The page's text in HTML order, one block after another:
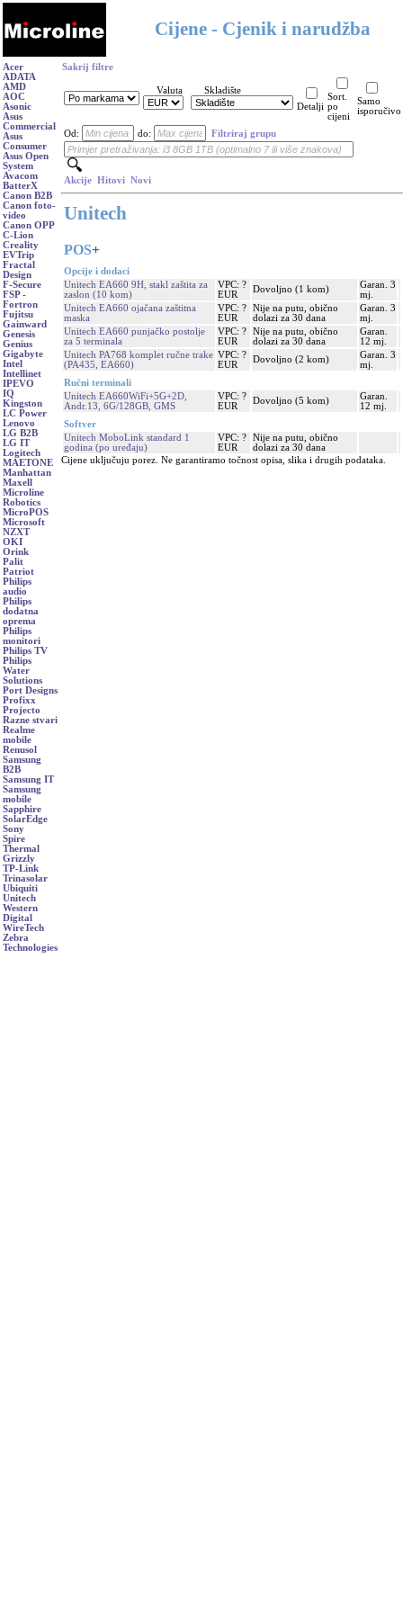
Cijene - Cjenik i narudžba
Acer
ADATA
AMD
AOC
Asonic
Asus
Commercial
Asus
Consumer
Asus Open
System
Avacom
BatterX
Canon B2B
Canon foto-
video
Canon OPP
C-Lion
Creality
EVTrip
Fractal
Design
F-Secure
FSP -
Fortron
Fujitsu
Gainward
Genesis
Genius
Gigabyte
Intel
Intellinet
IPEVO
IQ
Kingston
LC Power
Lenovo
LG B2B
LG IT
Logitech
MAETONE
Manhattan
Maxell
Microline
Robotics
MicroPOS
Microsoft
NZXT
OKI
Orink
Palit
Patriot
Philips
audio
Philips
dodatna
oprema
Philips
monitori
Philips TV
Philips
Water
Solutions
Port Designs
Profixx
Projecto
Razne stvari
Realme
mobile
Renusol
Samsung
B2B
Samsung IT
Samsung
mobile
Sapphire
SolarEdge
Sony
Spire
Thermal
Grizzly
TP-Link
Trinasolar
Ubiquiti
Unitech
Western
Digital
WireTech
Zebra
Technologies
Sakrij filtre
Valuta
Skladište
Detalji
Sort.
po
cijeni
Samo
isporučivo
Od: do: Filtriraj grupu
Akcije Hitovi Novi
Unitech
POS+
Opcije i dodaci
Unitech EA660 9H, stakl zaštita za
zaslon (10 kom)
VPC: ?
EUR
Dovoljno (1 kom)
Garan. 3
mj.
Unitech EA660 ojačana zaštitna
maska
VPC: ?
EUR
Nije na putu, obično
dolazi za 30 dana
Garan. 3
mj.
Unitech EA660 punjačko postolje
za 5 terminala
VPC: ?
EUR
Nije na putu, obično
dolazi za 30 dana
Garan.
12 mj.
Unitech PA768 komplet ručne trake
(PA435, EA660)
VPC: ?
EUR
Dovoljno (2 kom)
Garan. 3
mj.
Ručni terminali
Unitech EA660WiFi+5G+2D,
Andr.13, 6G/128GB, GMS
VPC: ?
EUR
Dovoljno (5 kom)
Garan.
12 mj.
Softver
Unitech MoboLink standard 1
godina (po uređaju)
VPC: ?
EUR
Nije na putu, obično
dolazi za 30 dana
Cijene uključuju porez. Ne garantiramo točnost opisa, slika i drugih podataka.